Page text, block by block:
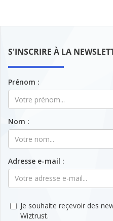
S'INSCRIRE À LA
Prénom :
Nom :
Adresse e-mail :
Je souhaite reçevoir des
Wiztrust.